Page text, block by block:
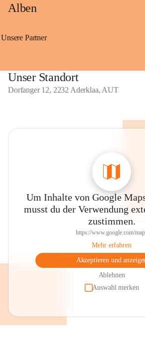
Alben
Unsere Partner
Unser Standort
Dorfanger 12, 2232 Aderklaa, AUT
Um Inhalte von Google
musst du der Verwendung
zustimmen.
https://www.google.com/
Mehr erfahren
Akzeptieren und
Ablehnen
Auswahl merken